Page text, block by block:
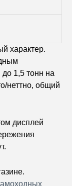
характер.
1,5 тонн на
неттно, общий
дисплей